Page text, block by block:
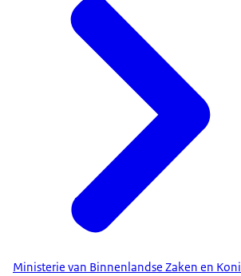
Ministerie van Binnenlandse Zaken en